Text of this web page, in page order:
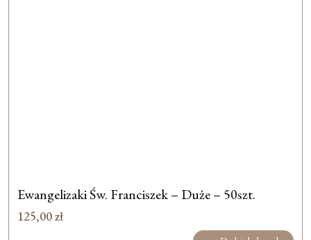
Ewangelizaki Św. Franciszek – Duże – 50szt.
125,00zł